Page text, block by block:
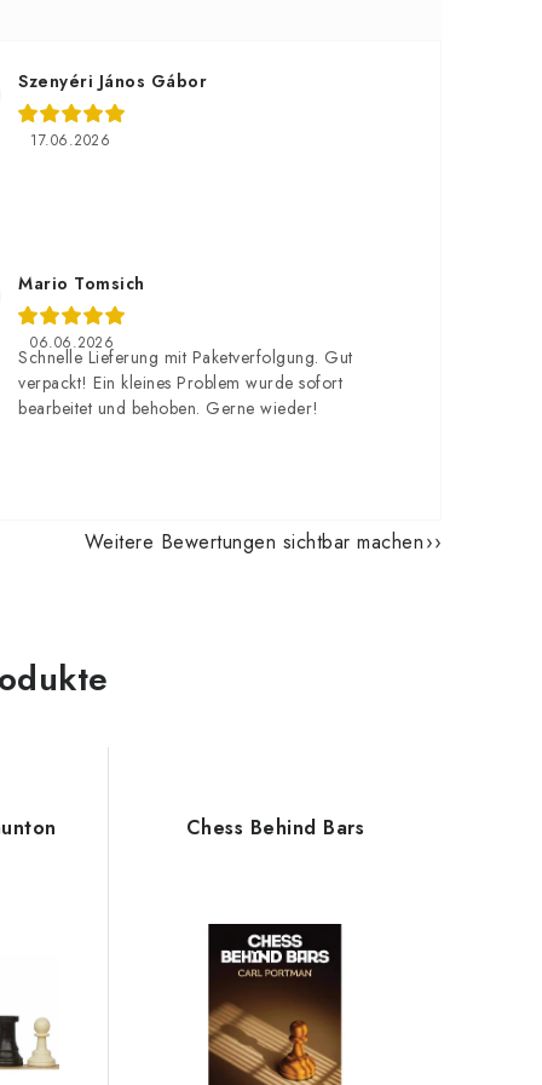
Szenyéri János Gábor
17.06.2026
Mario Tomsich
06.06.2026
Schnelle Lieferung mit Paketverfolgung. Gut
verpackt! Ein kleines Problem wurde sofort
bearbeitet und behoben. Gerne wieder!
Weitere Bewertungen sichtbar machen
Chess Behind Bars